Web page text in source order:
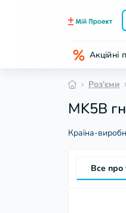
Акційні
Роз'єми
MK5B
Країна-
Все про